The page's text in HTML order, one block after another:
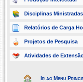
Disciplinas Ministradas
Relatórios de Carga
Projetos de Pesquisa
Atividades de
Ir ao Menu